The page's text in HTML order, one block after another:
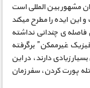
مشهور بین­ المللی است
این ایده را مطرح می­کند
ی چندانی نداشته
غیرممکن” برگرفته
زیادی دارند، در این
تله­ پورت کردن، سفر زمان